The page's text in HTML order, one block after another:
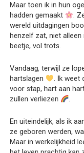
Maar toen ik in hun
hadden gemaakt
.
wereld uitdagingen
henzelf zat, niet alleen
beetje, vol trots.
Vandaag, terwijl ze
hartslagen
. Ik weet
voor stap, hart aan
zullen verliezen
.
En uiteindelijk, als ik
ze geboren werden,
Maar in werkelijkheid